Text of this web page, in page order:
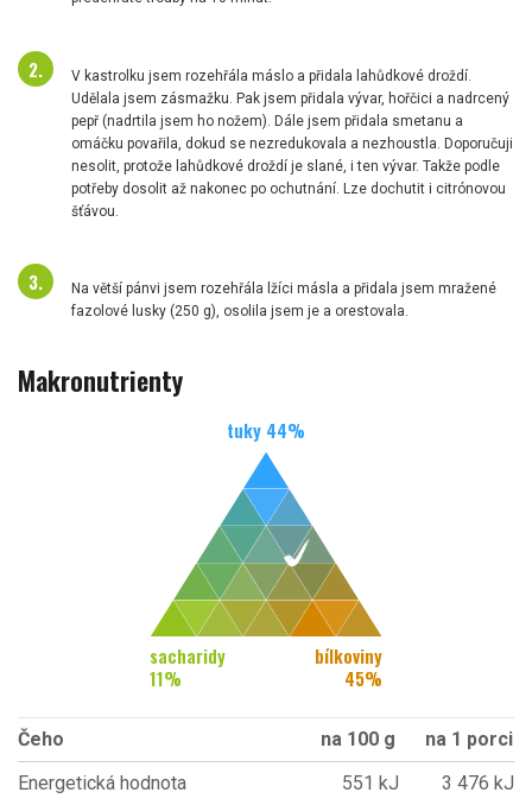
V kastrolku jsem rozehřála máslo a přidala lahůdkové droždí.
Udělala jsem zásmažku. Pak jsem přidala vývar, hořčici a nadrcený
pepř (nadrtila jsem ho nožem). Dále jsem přidala smetanu a
omáčku povařila, dokud se nezredukovala a nezhoustla. Doporučuji
nesolit, protože lahůdkové droždí je slané, i ten vývar. Takže podle
potřeby dosolit až nakonec po ochutnání. Lze dochutit i citrónovou
šťávou.
Na větší pánvi jsem rozehřála lžíci másla a přidala jsem mražené
fazolové lusky (250 g), osolila jsem je a orestovala.
Makronutrienty
tuky 44%
sacharidy
11%
bílkoviny
45%
Čeho na 100 g
na 1 porci
Energetická hodnota
551 kJ 3 476 kJ